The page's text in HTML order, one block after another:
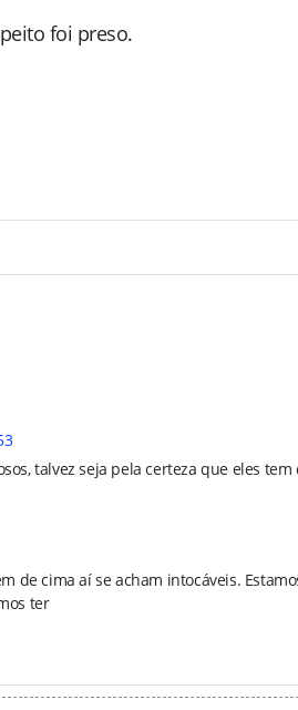
foi preso.
talvez seja pela certeza que eles
de cima aí se acham intocáveis.
ter